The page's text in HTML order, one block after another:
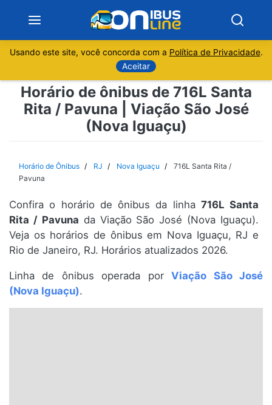
Sobre
Minas Gerais
Espírito Santo
Paraná
Santa Catarina
Usando este site, você concorda com a Política de Privacidade.
Aceitar
Horário de ônibus de 716L Santa
Rita / Pavuna | Viação São José
(Nova Iguaçu)
Horário de Ônibus RJ Nova Iguaçu
716L Santa Rita /
Pavuna
Confira o horário de ônibus da linha 716L Santa
Rita / Pavuna da Viação São José (Nova Iguaçu).
Veja os horários de ônibus em Nova Iguaçu, RJ e
Rio de Janeiro, RJ. Horários atualizados 2026.
Linha de ônibus operada porViação São José
(Nova Iguaçu).